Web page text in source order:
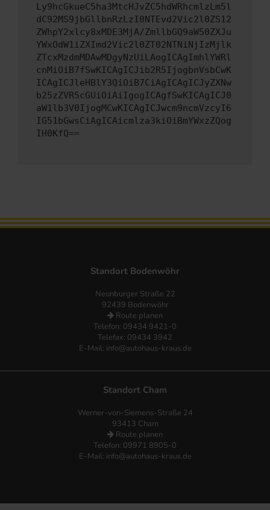
Ly9hcGkueC5ha3MtcHJvZC5hdWRhcmlzLm5l
dC92MS9jbGllbnRzLzI0NTEvd2Vic2l0ZS12
ZWhpY2xlcy8xMDE3MjA/ZmllbGQ9aW50ZXJu
YWxOdW1iZXImd2Vic2l0ZT02NTNiNjIzMjlk
ZTcxMzdmMDAwMDgyNzUiLAogICAgImhlYWRl
cnMiOiB7fSwKICAgICJib2R5IjogbnVsbCwK
ICAgICJleHBlY3QiOiB7CiAgICAgICJyZXNw
b25zZVR5cGUiOiAiIgogICAgfSwKICAgICJ0
aW1lb3V0IjogMCwKICAgICJwcm9ncmVzcyI6
IG51bGwsCiAgICAicmlza3kiOiBmYWxzZQog
IH0KfQ==
Standort Bodenwöhr
Neunburger Straße 22
92439 Bodenwöhr
Route planen
Telefon: 09434 9421-0
Telefax: 09434 3942
E-Mail: info@autohaus-kraus.de
Standort Cham
Werner-von-Siemens-Straße 24
93413 Cham
Route planen
Telefon: 09971 8905-0
E-Mail: info@autohaus-kraus.de